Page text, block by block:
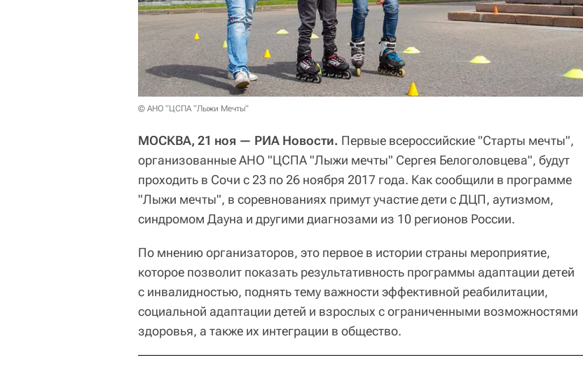
© АНО “ЦСПА “Лыжи Мечты”
МОСКВА, 21 ноя — РИА Новости. Первые всероссийские "Старты мечты",
организованные АНО "ЦСПА "Лыжи мечты" Сергея Белоголовцева", будут
проходить в Сочи с 23 по 26 ноября 2017 года. Как сообщили в программе
"Лыжи мечты", в соревнованиях примут участие дети с ДЦП, аутизмом,
синдромом Дауна и другими диагнозами из 10 регионов России.
По мнению организаторов, это первое в истории страны мероприятие,
которое позволит показать результативность программы адаптации детей
с инвалидностью, поднять тему важности эффективной реабилитации,
социальной адаптации детей и взрослых с ограниченными возможностями
здоровья, а также их интеграции в общество.